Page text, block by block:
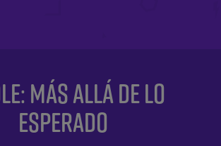
MÁS ALLÁ DE LO
ESPERADO